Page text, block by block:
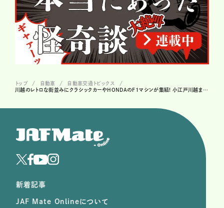
トップ 自動車
自動車交通トピックス
川越のレトロな街並みにクラシックカーやHONDAのF1マシンが集結! 小江戸川越まちかどモーターギャラリー初開催!
新着記事
JAF Mate Onlineについて